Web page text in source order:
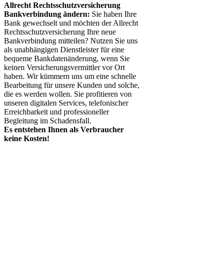
Allrecht Rechtsschutzversicherung
Bankverbindung ändern: Sie haben Ihre
Bank gewechselt und möchten der Allrecht
Rechtsschutzversicherung Ihre neue
Bankverbindung mitteilen? Nutzen Sie uns
als unabhängigen Dienstleister für eine
bequeme Bankdatenänderung, wenn Sie
keinen Versicherungsvermittler vor Ort
haben. Wir kümmern uns um eine schnelle
Bearbeitung für unsere Kunden und solche,
die es werden wollen. Sie profitieren von
unseren digitalen Services, telefonischer
Erreichbarkeit und professioneller
Begleitung im Schadensfall.
Es entstehen Ihnen als Verbraucher
keine Kosten!